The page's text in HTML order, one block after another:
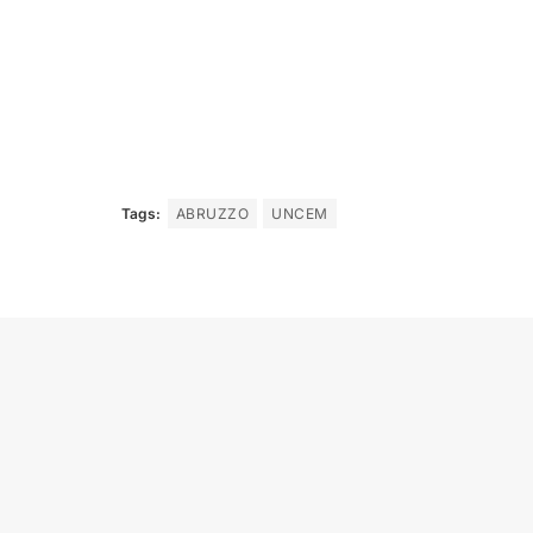
Tags: ABRUZZO UNCEM